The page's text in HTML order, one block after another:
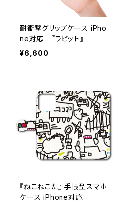
耐衝撃グリップケース iPho
ne対応 『ラビット』
¥6,600
『ねこねこた』 手帳型スマホ
ケース iPhone対応